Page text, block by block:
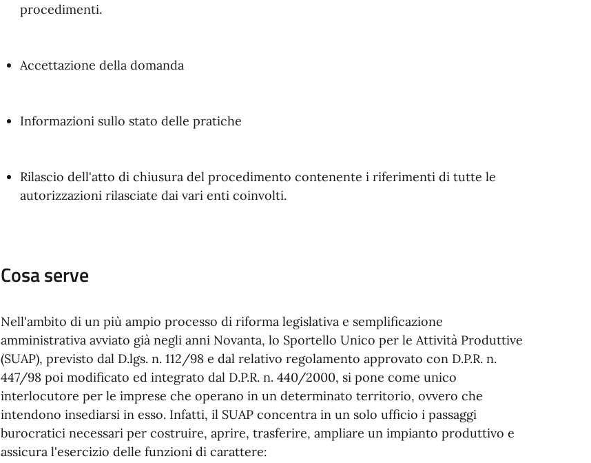
procedimenti.
Accettazione della domanda
Informazioni sullo stato delle pratiche
Rilascio dell'atto di chiusura del procedimento contenente i riferimenti di tutte le
autorizzazioni rilasciate dai vari enti coinvolti.
Cosa serve
Nell'ambito di un più ampio processo di riforma legislativa e semplificazione
amministrativa avviato già negli anni Novanta, lo Sportello Unico per le Attività Produttive
(SUAP), previsto dal D.lgs. n. 112/98 e dal relativo regolamento approvato con D.P.R. n.
447/98 poi modificato ed integrato dal D.P.R. n. 440/2000, si pone come unico
interlocutore per le imprese che operano in un determinato territorio, ovvero che
intendono insediarsi in esso. Infatti, il SUAP concentra in un solo ufficio i passaggi
burocratici necessari per costruire, aprire, trasferire, ampliare un impianto produttivo e
assicura l'esercizio delle funzioni di carattere: